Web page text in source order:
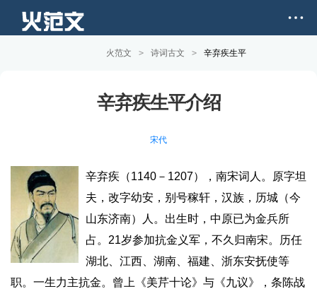
火范文 > 诗词古文 > 辛弃疾生平
辛弃疾生平介绍
宋代
辛弃疾（1140－1207），南宋词人。原字坦
夫，改字幼安，别号稼轩，汉族，历城（今
山东济南）人。出生时，中原已为金兵所
占。21岁参加抗金义军，不久归南宋。历任
湖北、江西、湖南、福建、浙东安抚使等
职。一生力主抗金。曾上《美芹十论》与《九议》，条陈战